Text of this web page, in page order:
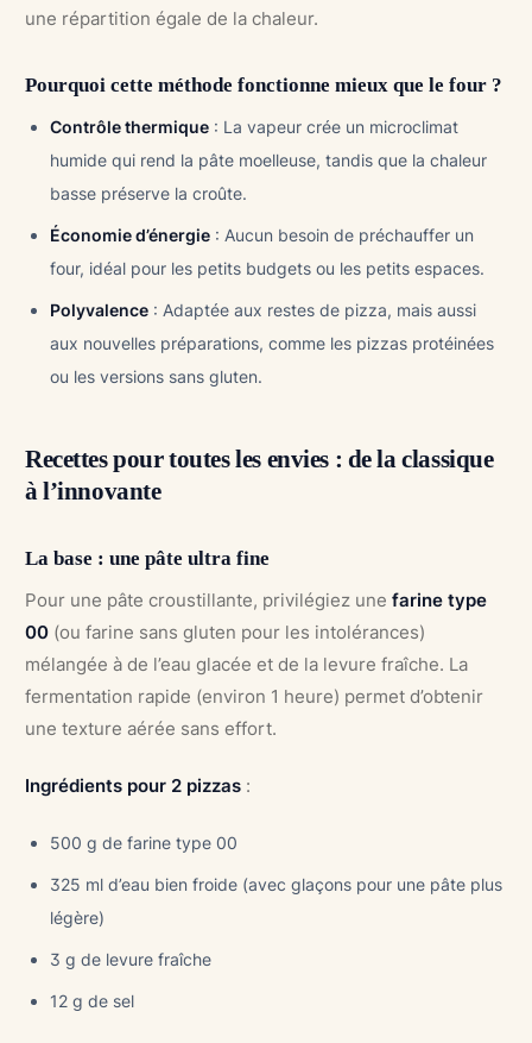
une répartition égale de la chaleur.
Pourquoi cette méthode fonctionne mieux que le four ?
Contrôle thermique : La vapeur crée un microclimat
humide qui rend la pâte moelleuse, tandis que la chaleur
basse préserve la croûte.
Économie d’énergie : Aucun besoin de préchauffer un
four, idéal pour les petits budgets ou les petits espaces.
Polyvalence : Adaptée aux restes de pizza, mais aussi
aux nouvelles préparations, comme les pizzas protéinées
ou les versions sans gluten.
Recettes pour toutes les envies : de la classique
à l’innovante
La base : une pâte ultra fine
Pour une pâte croustillante, privilégiez une farine type
00 (ou farine sans gluten pour les intolérances)
mélangée à de l’eau glacée et de la levure fraîche. La
fermentation rapide (environ 1 heure) permet d’obtenir
une texture aérée sans effort.
Ingrédients pour 2 pizzas :
500 g de farine type 00
325 ml d’eau bien froide (avec glaçons pour une pâte plus
légère)
3 g de levure fraîche
12 g de sel